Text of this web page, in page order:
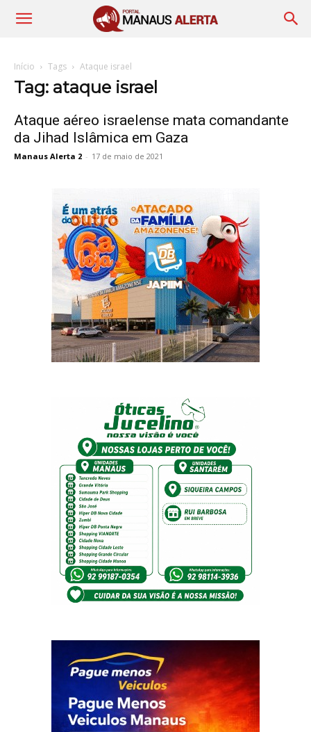
Início Tags Ataque israel
Tag: ataque israel
Ataque aéreo israelense mata comandante
da Jihad Islâmica em Gaza
Manaus Alerta 2 - 17 de maio de 2021